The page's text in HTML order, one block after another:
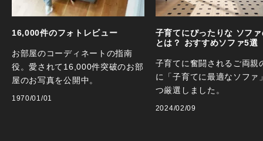
16,000件のフォトレビュー
お部屋のコーディネートの指南
役。愛されて16,000件突破のお部
屋のお写真を公開中。
1970/01/01
子育てにぴったりな ソフ
とは？ おすすめソファ5選
子育てに奮闘されるご両親
に「子育てに最適なソファ
つ厳選しました。
2024/02/09